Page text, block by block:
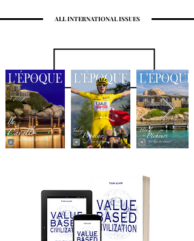
ALL INTERNATIONAL ISSUES